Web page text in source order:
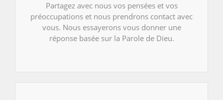
Partagez avec nous vos pensées et vos
préoccupations et nous prendrons contact avec
vous. Nous essayerons vous donner une
réponse basée sur la Parole de Dieu.